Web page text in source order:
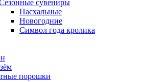
сувениры
Пасхальные
Новогодние
Символ года кролика
порошки